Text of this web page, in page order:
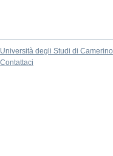
Università degli Studi di Camerino
Contattaci